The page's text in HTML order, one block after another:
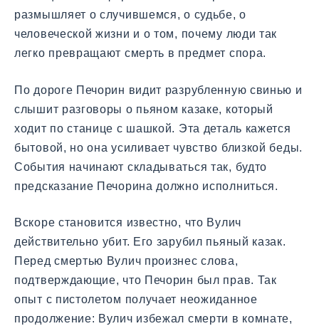
размышляет о случившемся, о судьбе, о
человеческой жизни и о том, почему люди так
легко превращают смерть в предмет спора.
По дороге Печорин видит разрубленную свинью и
слышит разговоры о пьяном казаке, который
ходит по станице с шашкой. Эта деталь кажется
бытовой, но она усиливает чувство близкой беды.
События начинают складываться так, будто
предсказание Печорина должно исполниться.
Вскоре становится известно, что Вулич
действительно убит. Его зарубил пьяный казак.
Перед смертью Вулич произнес слова,
подтверждающие, что Печорин был прав. Так
опыт с пистолетом получает неожиданное
продолжение: Вулич избежал смерти в комнате,